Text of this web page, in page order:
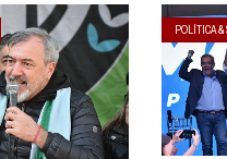
POLÍTICA